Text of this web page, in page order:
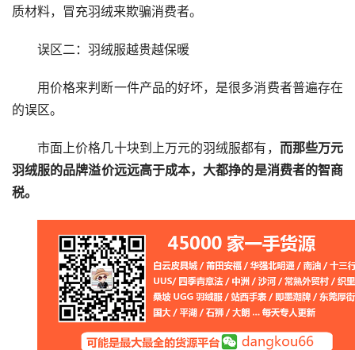
质材料，冒充羽绒来欺骗消费者。
误区二：羽绒服越贵越保暖
用价格来判断一件产品的好坏，是很多消费者普遍存在
的误区。
市面上价格几十块到上万元的羽绒服都有， 而那些万元
羽绒服的品牌溢价远远高于成本，大都挣的是消费者的智商
税。